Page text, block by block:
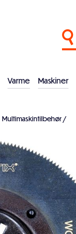
Varme Maskiner
Multimaskintilbehør /